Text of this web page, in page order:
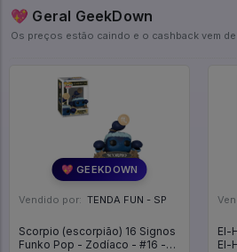
💖 Geral GeekDown
Os preços estão caindo e o cashback vem
💖 GEEKDOWN
Vendido por: TENDA FUN - SP
Scorpio (escorpião) 16 Signos
Funko Pop - Zodíaco - #16 -
El-